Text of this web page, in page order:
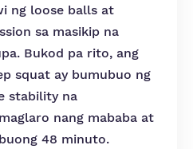
ng loose balls at
sa masikip na
Bukod pa rito, ang
squat ay bumubuo ng
stability na
nang mababa at
48 minuto.